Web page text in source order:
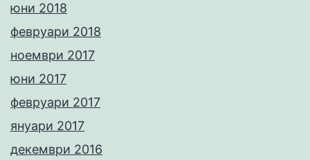
юни 2018
февруари 2018
ноември 2017
юни 2017
февруари 2017
януари 2017
декември 2016